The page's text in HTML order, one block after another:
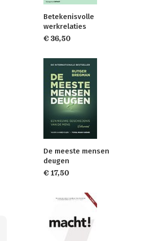
Betekenisvolle
werkrelaties
€ 36,50
De meeste mensen
deugen
€ 17,50